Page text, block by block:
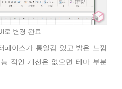
로 변경 완료
페이스가 통일감 있고 밝은 느낌
적인 개선은 없으면 테마 부분